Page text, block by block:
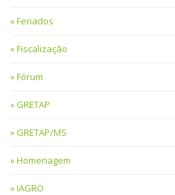
Feriados
Fiscalização
Fórum
GRETAP
GRETAP/MS
Homenagem
IAGRO